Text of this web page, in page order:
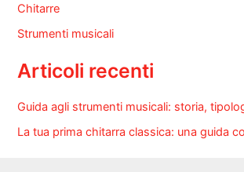
Chitarre
Strumenti musicali
Articoli recenti
Guida agli strumenti musicali: storia,
La tua prima chitarra classica: una guida